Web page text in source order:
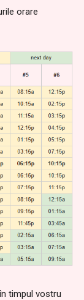
orare
timpul vostru